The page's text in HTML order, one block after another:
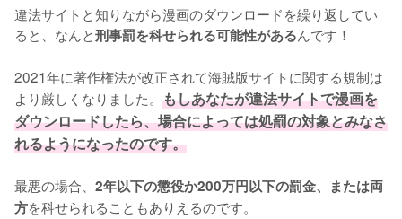
違法サイトと知りながら漫画のダウンロードを繰り返してい
ると、なんと刑事罰を科せられる可能性があるんです！
2021年に著作権法が改正されて海賊版サイトに関する規制は
より厳しくなりました。 もしあなたが違法サイトで漫画を
ダウンロードしたら、場合によっては処罰の対象とみなさ
れるようになったのです。
最悪の場合、 2年以下の懲役か200万円以下の罰金、または両
方を科せられることもありえるのです。